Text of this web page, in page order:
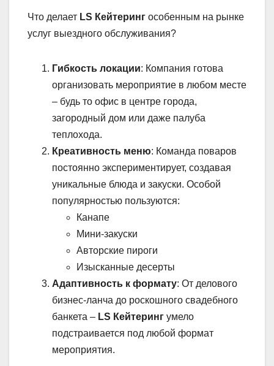
Что делает LS Кейтеринг особенным на рынке
услуг выездного обслуживания?
Гибкость локации: Компания готова
организовать мероприятие в любом месте
– будь то офис в центре города,
загородный дом или даже палуба
теплохода.
Креативность меню: Команда поваров
постоянно экспериментирует, создавая
уникальные блюда и закуски. Особой
популярностью пользуются:
Канапе
Мини-закуски
Авторские пироги
Изысканные десерты
Адаптивность к формату: От делового
бизнес-ланча до роскошного свадебного
банкета – LS Кейтеринг умело
подстраивается под любой формат
мероприятия.